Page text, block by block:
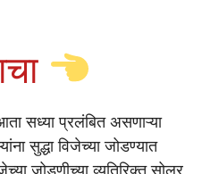
सध्या प्रलंबित असणाऱ्या
सुद्धा विजेच्या जोडण्यात
जोडणीच्या व्यतिरिक्त सोलर